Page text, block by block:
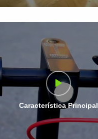
Característica Principal